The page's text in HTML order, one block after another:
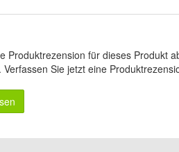
Produktrezension für dieses Produkt
Verfassen Sie jetzt eine